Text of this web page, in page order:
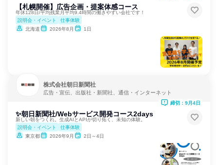
【札幌開催】広告企画・提案体感コース
年休128日/平均残業月平均9.4時間の働きやすい会社です！
説明会・イベント
仕事体験
北海道
2026年8月 1日
株式会社朝日新聞社
広告・宣伝、出版社・新聞社、通信・インターネット
✨朝日新聞社/Webサービス開発コース2days
新しい朝をつくれ。生成AIとAPIが切り拓く、未知の体験。
説明会・イベント
仕事体験
東京都
2026年9月 2日～4日
締切：9月4日